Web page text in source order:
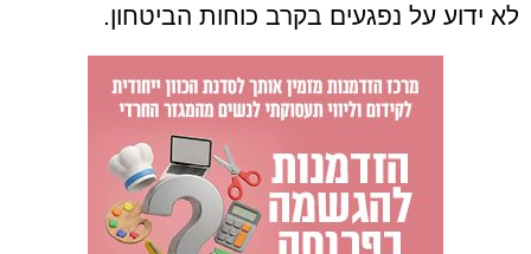
לא ידוע על נפגעים בקרב כוחות הביטחון.